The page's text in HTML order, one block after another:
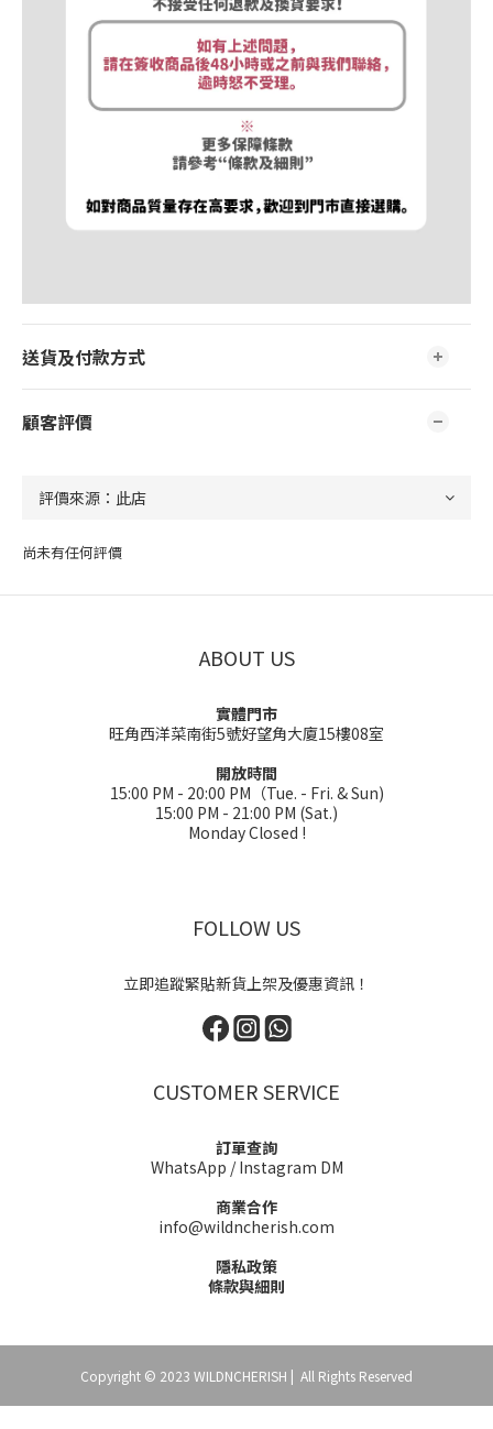
送貨及付款方式
顧客評價
尚未有任何評價
ABOUT US
實體門市
旺角西洋菜南街5號好望角大廈15樓08室
開放時間
15:00 PM - 20:00 PM（Tue. - Fri. & Sun)
15:00 PM - 21:00 PM (Sat.)
Monday Closed !
FOLLOW US
立即追蹤緊貼新貨上架及優惠資訊！
CUSTOMER SERVICE
訂單查詢
WhatsApp /Instagram DM
商業合作
info@wildncherish.com
隱私政策
條款與細則
Copyright © 2023 WILDNCHERISH | All Rights Reserved